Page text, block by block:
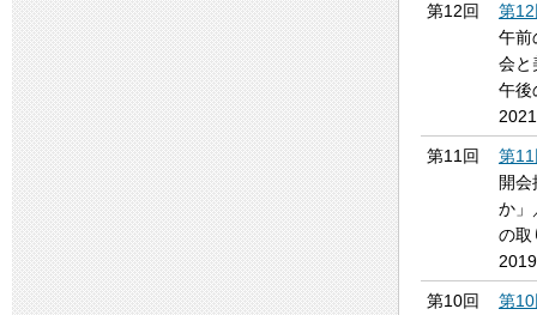
第12回
第
午前
会と
午後
第11回
第
開会
か」
の取
第10回
第